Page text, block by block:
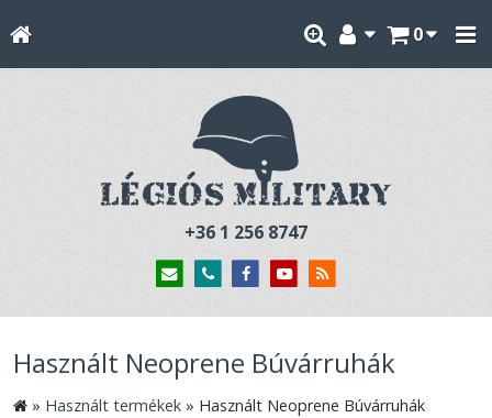
0
+36 1 256 8747
Használt Neoprene Búvárruhák
» Használt termékek » Használt Neoprene Búvárruhák